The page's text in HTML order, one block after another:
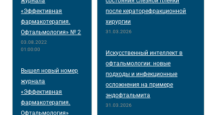
«Эффективная
фармакотерапия.
Офтальмология» № 2
03.08.2022
01:00:00
Вышел новый номер
журнала
«Эффективная
фармакотерапия.
Офтальмология»
после кераторефракционной
хирургии
31.03.2026
Искусственный интеллект в
офтальмологии: новые
подходы и инфекционные
осложнения на примере
эндофтальмита
31.03.2026